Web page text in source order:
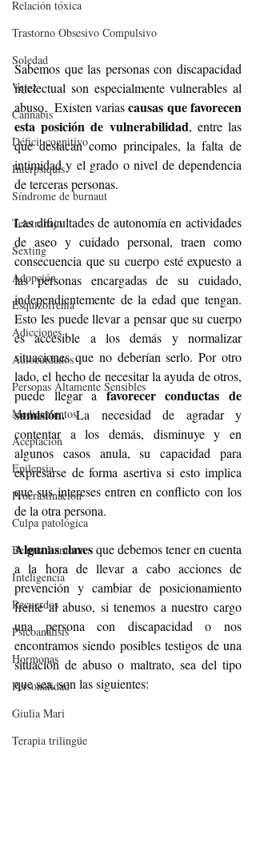
Relación tóxica
Trastorno Obsesivo Compulsivo
Soledad
Vejez
Cannabis
Déficit cognitivo
Interpsiquis
Síndrome de burnaut
Teletrabajo
Sexting
Adopción
Esquizofrenia
Adicciones
Autocuidados
Personas Altamente Sensibles
Medicamentos
Aceptación
Epilepsia
Procrastinación
Culpa patológica
Beatriz Lamora
Inteligencia
Recuerdos
Psicoanálisis
Hormonas
Personalidad
Giulia Mari
Terapia trilingüe
Sabemos que las personas con discapacidad
intelectual son especialmente vulnerables al
abuso.  Existen varias causas que favorecen
esta posición de vulnerabilidad, entre las
que destacan como principales, la falta de
intimidad y el grado o nivel de dependencia
de terceras personas.
Las dificultades de autonomía en actividades
de aseo y cuidado personal, traen como
consecuencia que su cuerpo esté expuesto a
las personas encargadas de su cuidado,
independientemente de la edad que tengan.
Esto les puede llevar a pensar que su cuerpo
es accesible a los demás y normalizar
situaciones que no deberían serlo. Por otro
lado, el hecho de necesitar la ayuda de otros,
puede llegar a favorecer conductas de
sumisión. La necesidad de agradar y
contentar a los demás, disminuye y en
algunos casos anula, su capacidad para
expresarse de forma asertiva si esto implica
que sus intereses entren en conflicto con los
de la otra persona.
Algunas claves que debemos tener en cuenta
a la hora de llevar a cabo acciones de
prevención y cambiar de posicionamiento
frente al abuso, si tenemos a nuestro cargo
una persona con discapacidad o nos
encontramos siendo posibles testigos de una
situación de abuso o maltrato, sea del tipo
que sea, son las siguientes: